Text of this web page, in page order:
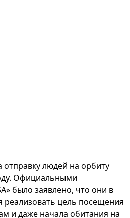
отправку людей на орбиту
Официальными
было заявлено, что они в
реализовать цель посещения
и даже начала обитания на